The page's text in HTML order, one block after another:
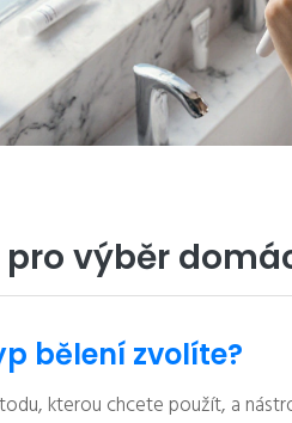
výběr
bělení zvolíte?
kterou chcete použít, a